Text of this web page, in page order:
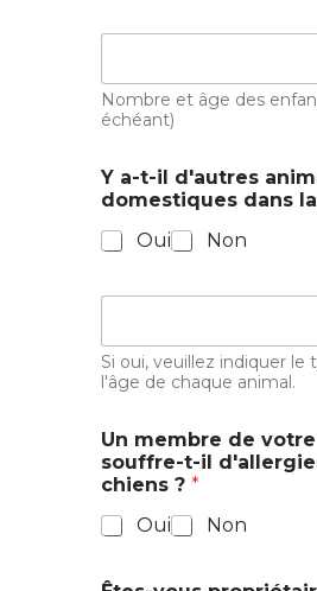
.
Nombre et âge des
échéant)
Y a-t-il d'autres
domestiques dans
Oui
Non
Si oui, veuillez indiquer le
l'âge de chaque animal.
Un membre de
souffre-t-il
chiens ? *
Oui
Non